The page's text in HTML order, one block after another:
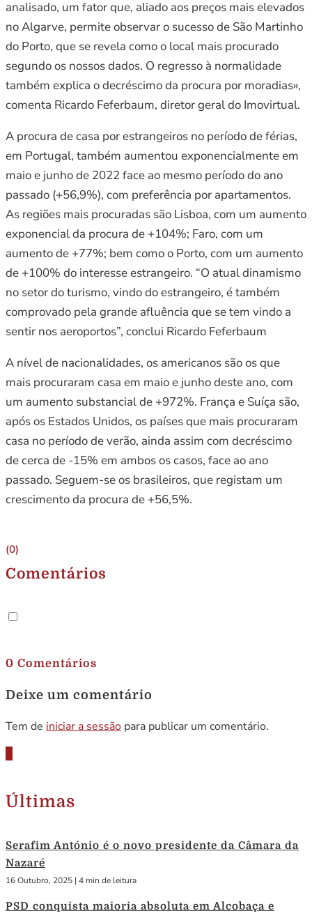
analisado, um fator que, aliado aos preços mais elevados
no Algarve, permite observar o sucesso de São Martinho
do Porto, que se revela como o local mais procurado
segundo os nossos dados. O regresso à normalidade
também explica o decréscimo da procura por moradias»,
comenta Ricardo Feferbaum, diretor geral do Imovirtual.
A procura de casa por estrangeiros no período de férias,
em Portugal, também aumentou exponencialmente em
maio e junho de 2022 face ao mesmo período do ano
passado (+56,9%), com preferência por apartamentos.
As regiões mais procuradas são Lisboa, com um aumento
exponencial da procura de +104%; Faro, com um
aumento de +77%; bem como o Porto, com um aumento
de +100% do interesse estrangeiro. “O atual dinamismo
no setor do turismo, vindo do estrangeiro, é também
comprovado pela grande afluência que se tem vindo a
sentir nos aeroportos”, conclui Ricardo Feferbaum
A nível de nacionalidades, os americanos são os que
mais procuraram casa em maio e junho deste ano, com
um aumento substancial de +972%. França e Suíça são,
após os Estados Unidos, os países que mais procuraram
casa no período de verão, ainda assim com decréscimo
de cerca de -15% em ambos os casos, face ao ano
passado. Seguem-se os brasileiros, que registam um
crescimento da procura de +56,5%.
(0)
Comentários
0 Comentários
Deixe um comentário
Tem de iniciar a sessão para publicar um comentário.
Últimas
Serafim António é o novo presidente da Câmara da
Nazaré
16 Outubro, 2025 | 4 min de leitura
PSD conquista maioria absoluta em Alcobaça e